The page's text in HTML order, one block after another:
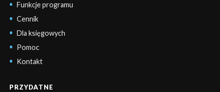
Funkcje programu
Cennik
Dla księgowych
Pomoc
Kontakt
PRZYDATNE